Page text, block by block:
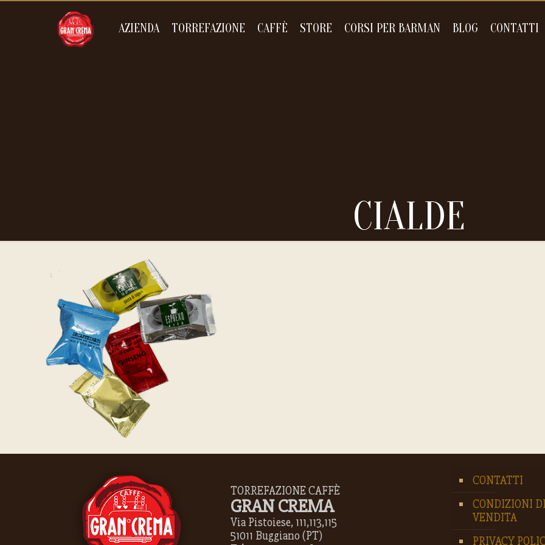
AZIENDA TORREFAZIONE CAFFÈ STORE CORSI PER BARMAN BLOG CONTATTI
CIALDE
TORREFAZIONE CAFFÈ
GRAN CREMA
Via Pistoiese, 111,113,115
51011 Buggiano (PT)
CONTATTI
CONDIZIONI
VENDITA
PRIVACY